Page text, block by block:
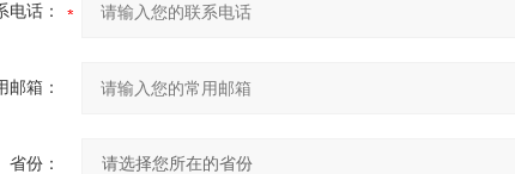
电话：
邮箱：
省份：